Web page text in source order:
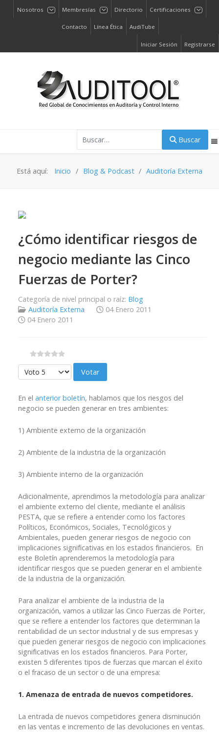
Nosotros Membresías Directorio Certificaciones
Contacto Línea Ética AudiTube
Iniciar Sesión Registrarse
Buscar
Está aquí: Inicio Blog & Podcast Auditoría Externa
¿Cómo identificar riesgos de
negocio mediante las Cinco
Fuerzas de Porter?
Categoría de nivel principal o raíz: Blog
Auditoría Externa
04 Enero 2011
04 Enero 2011
Por favor, vote
En el anterior boletín, hablamos que los riesgos del
negocio se pueden generar en tres ambientes:
1) Ambiente externo de la organización
2) Ambiente de la industria de la organización
3) Ambiente interno de la organización
Adicionalmente, aprendimos la metodología para analizar
el ambiente externo del cliente, mediante el análisis
PESTA, que se refiere a entender como los factores
Políticos, Económicos, Sociales, Tecnológicos y
Ambientales, pueden generar riesgos de negocio con
implicaciones significativas en los estados financieros. En
este Boletín aprenderemos la metodología para
identificar riesgos que se pueden generar en el ambiente
de la industria de la organización.
Para analizar el ambiente de la industria de la
organización, vamos a utilizar las Cinco Fuerzas de Porter,
que se refiere a entender los factores que determinan la
rentabilidad de un sector industrial y de sus empresas y
que pueden generar riesgos de negocio con implicaciones
significativas en los estados financieros. Para Porter,
existen 5 diferentes tipos de fuerzas que marcan el éxito
o el fracaso de un sector o de una empresa:
1. Amenaza de entrada de nuevos competidores.
La entrada de nuevos competidores genera disminución
en las ventas e incremento de las devoluciones en ventas.